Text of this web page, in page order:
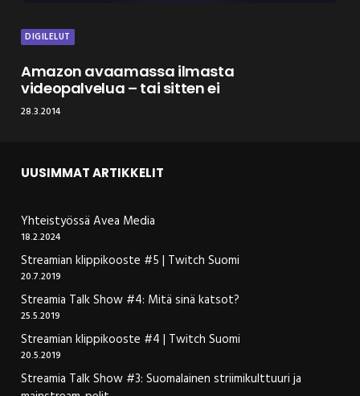
DIGILELUT
Amazon avaamassa ilmasta
videopalvelua – tai sitten ei
28.3.2014
UUSIMMAT ARTIKKELIT
Yhteistyössä Avea Media
18.2.2024
Streamian klippikooste #5 | Twitch Suomi
20.7.2019
Streamia Talk Show #4: Mitä sinä katsot?
25.5.2019
Streamian klippikooste #4 | Twitch Suomi
20.5.2019
Streamia Talk Show #3: Suomalainen striimikulttuuri ja